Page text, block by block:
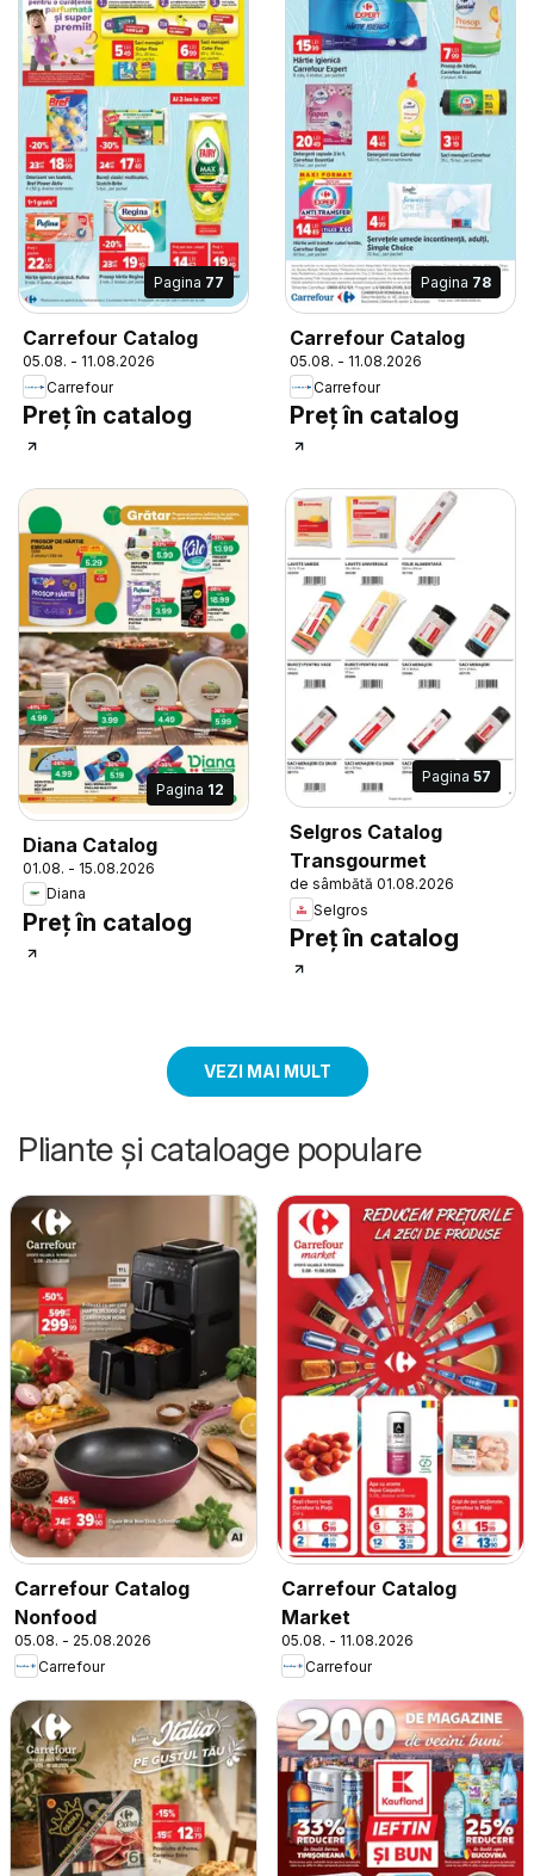
Pagina 77
Carrefour Catalog
05.08. - 11.08.2026
Carrefour
Preț în catalog
Pagina 78
Carrefour Catalog
05.08. - 11.08.2026
Carrefour
Preț în catalog
Pagina 12
Diana Catalog
01.08. - 15.08.2026
Diana
Preț în catalog
Pagina 57
Selgros Catalog
Transgourmet
de sâmbătă 01.08.2026
Selgros
Preț în catalog
VEZI MAI MULT
Pliante și cataloage populare
Carrefour Catalog
Nonfood
05.08. - 25.08.2026
Carrefour
Carrefour Catalog
Market
05.08. - 11.08.2026
Carrefour